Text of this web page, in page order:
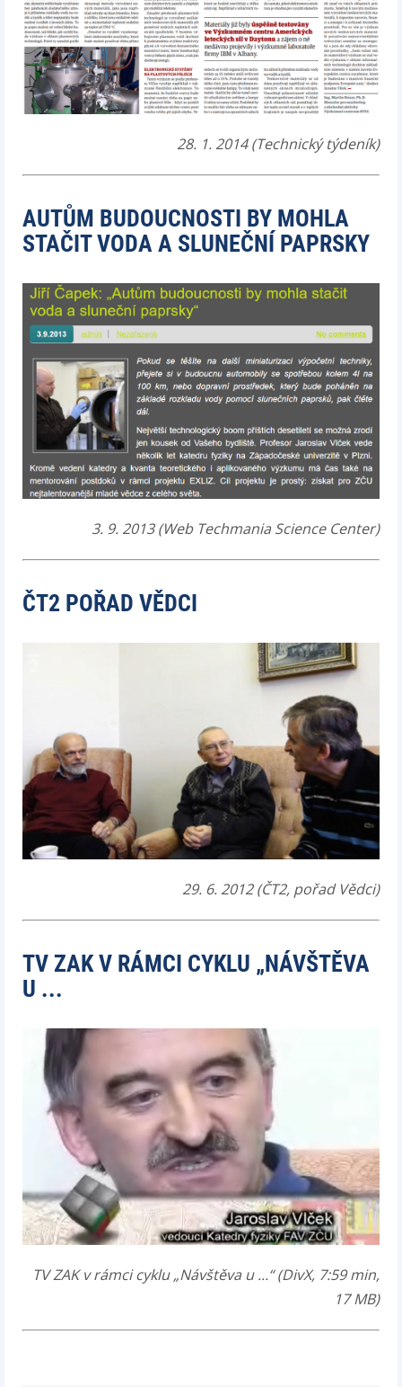
28. 1. 2014 (Technický týdeník)
AUTŮM BUDOUCNOSTI BY MOHLA
STAČIT VODA A SLUNEČNÍ PAPRSKY
3. 9. 2013 (Web Techmania Science Center)
ČT2 POŘAD VĚDCI
29. 6. 2012 (ČT2, pořad Vědci)
TV ZAK V RÁMCI CYKLU „NÁVŠTĚVA
U ...
TV ZAK v rámci cyklu „Návštěva u ...“ (DivX, 7:59 min,
17 MB)